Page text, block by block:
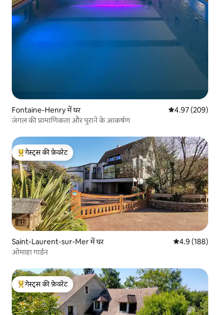
Fontaine-Henry में घर औसत रेटिंग 5 में से
4.97 (209)
जंगल की प्रामाणिकता और पुराने के आकर्षण
गेस्ट्स का टॉप फ़ेवरेट
गेस्ट्स की फ़ेवरेट
Saint-Laurent-sur-Mer में घर औसत रेटिंग 5 में
4.9 (188)
ओमाहा गार्डन
गेस्ट्स का टॉप फ़ेवरेट
गेस्ट्स की फ़ेवरेट